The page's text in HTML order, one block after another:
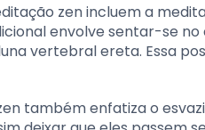
zen incluem a
envolve sentar-se
vertebral ereta. Essa
também enfatiza o